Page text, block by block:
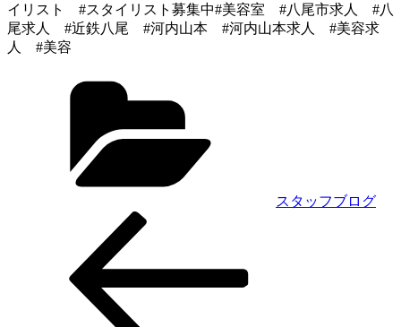
イリスト #スタイリスト募集中#美容室 #八尾市求人 #八
尾求人 #近鉄八尾 #河内山本 #河内山本求人 #美容求
人 #美容
スタッフブログ